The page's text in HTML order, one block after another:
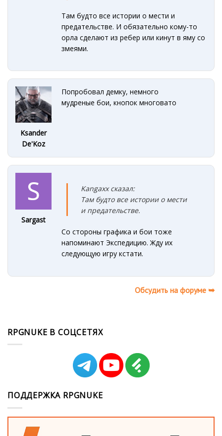
Там будто все истории о мести и
предательстве. И обязательно кому-то
орла сделают из ребер или кинут в яму со
змеями.
Ksander
De'Koz
Попробовал демку, немного
мудреные бои, кнопок многовато
Sargast
Kangaxx сказал:
Там будто все истории о мести
и предательстве.
Со стороны графика и бои тоже
напоминают Экспедицию. Жду их
следующую игру кстати.
Обсудить на форуме ➥
RPGNUKE В СОЦСЕТЯХ
ПОДДЕРЖКА RPGNUKE